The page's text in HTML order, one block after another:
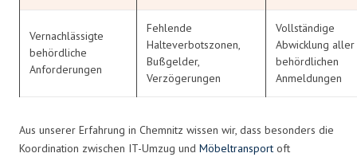
Vernachlässigte
behördliche
Anforderungen
Fehlende
Halteverbotszonen,
Bußgelder,
Verzögerungen
Vollständige
Abwicklung aller
behördlichen
Anmeldungen
Aus unserer Erfahrung in Chemnitz wissen wir, dass besonders die
Koordination zwischen IT-Umzug und Möbeltransport oft